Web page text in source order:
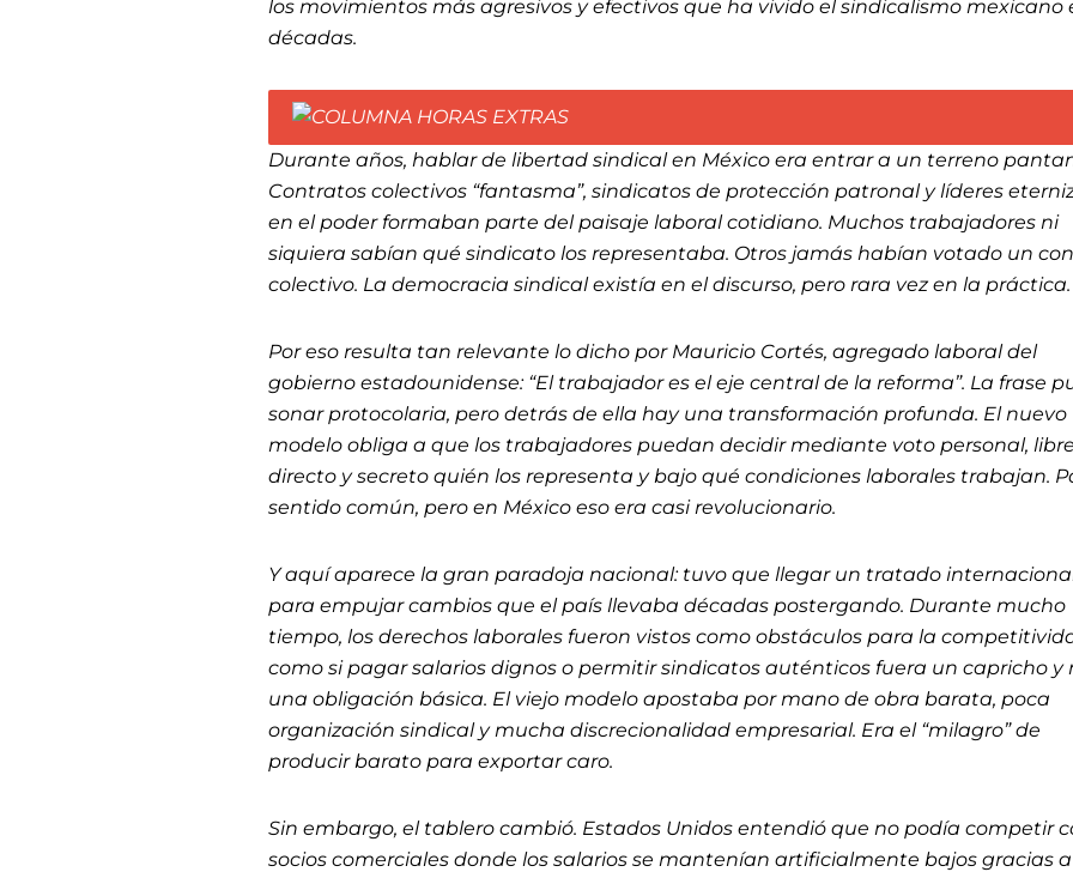
los movimientos más agresivos y efectivos que ha vivido el sindicalismo mexicano
décadas.
Durante años, hablar de libertad sindical en México era entrar a un terreno
Contratos colectivos “fantasma”, sindicatos de protección patronal y líderes
en el poder formaban parte del paisaje laboral cotidiano. Muchos trabajadores ni
siquiera sabían qué sindicato los representaba. Otros jamás habían votado un
colectivo. La democracia sindical existía en el discurso, pero rara vez en la práctica.
Por eso resulta tan relevante lo dicho por Mauricio Cortés, agregado laboral del
gobierno estadounidense: “El trabajador es el eje central de la reforma”. La frase
sonar protocolaria, pero detrás de ella hay una transformación profunda. El nuevo
modelo obliga a que los trabajadores puedan decidir mediante voto personal,
directo y secreto quién los representa y bajo qué condiciones laborales trabajan.
sentido común, pero en México eso era casi revolucionario.
Y aquí aparece la gran paradoja nacional: tuvo que llegar un tratado
para empujar cambios que el país llevaba décadas postergando. Durante mucho
tiempo, los derechos laborales fueron vistos como obstáculos para la
como si pagar salarios dignos o permitir sindicatos auténticos fuera un capricho y
una obligación básica. El viejo modelo apostaba por mano de obra barata, poca
organización sindical y mucha discrecionalidad empresarial. Era el “milagro” de
producir barato para exportar caro.
Sin embargo, el tablero cambió. Estados Unidos entendió que no podía competir
socios comerciales donde los salarios se mantenían artificialmente bajos gracias a